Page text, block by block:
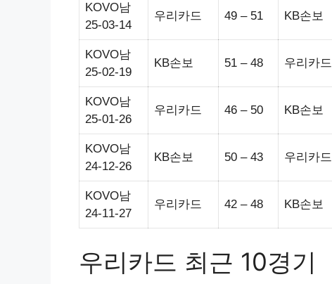
KOVO남
25-03-14
우리카드 49 – 51 KB손보
KOVO남
25-02-19
KB손보 51 – 48 우리카드
KOVO남
25-01-26
우리카드 46 – 50 KB손보
KOVO남
24-12-26
KB손보 50 – 43 우리카드
KOVO남
24-11-27
우리카드 42 – 48 KB손보
우리카드 최근 10경기